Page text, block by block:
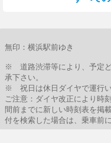
無印：横浜駅前ゆき
※ 道路渋滞等により、予定ど
承下さい。
※ 祝日は休日ダイヤで運行い
ご注意：ダイヤ改正により時
間前までに新しい時刻表を掲
付を検索した場合は、乗車前